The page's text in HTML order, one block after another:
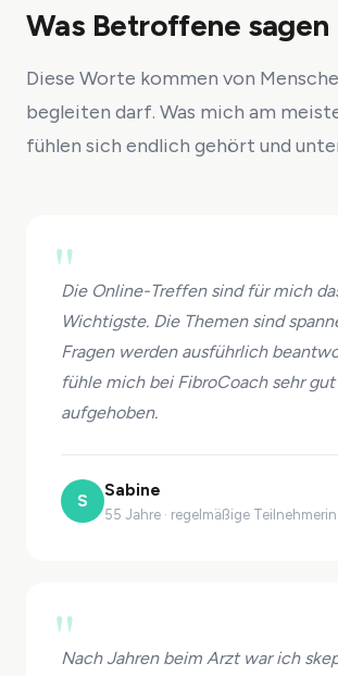
Was Betroffene sagen
Diese Worte kommen von
begleiten darf. Was mich am
fühlen sich endlich gehört und
"
Die Online-Treffen sind für mich
Wichtigste. Die Themen sind
Fragen werden ausführlich
fühle mich bei FibroCoach sehr gut
aufgehoben.
S
Sabine
55 Jahre · regelmäßige Teilnehmerin
"
Nach Jahren beim Arzt war ich